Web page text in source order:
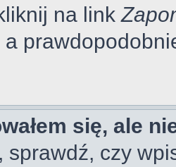
na link
się, ale
sprawdź, czy